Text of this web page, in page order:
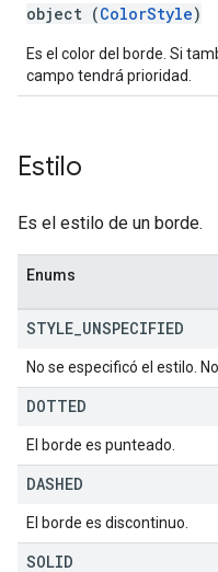
object (ColorStyle)
Es el color del borde. Si
campo tendrá prioridad.
Estilo
Es el estilo de un borde.
Enums
STYLE UNSPECIFIED
No se especificó el estilo.
DOTTED
El borde es punteado.
DASHED
El borde es discontinuo.
SOLID